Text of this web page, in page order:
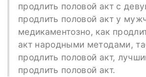
продлить половой акт с
продлить половой акт у
медикаментозно, как
акт народными методами,
продлить половой акт,
продлить половой акт.